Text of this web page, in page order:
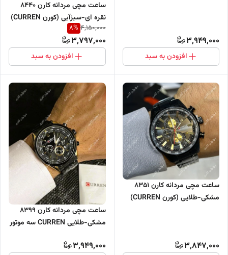
3,949,000
افزودن به سبد
ساعت مچی مردانه کارن 8440
نقره ای-سبزآبی (کورن CURREN)
سه موتور فعال
4,150,000
8%
3,797,000
افزودن به سبد
ساعت مچی مردانه کارن 8351
مشکی-طلایی (کورن CURREN)
3,847,000
ساعت مچی مردانه کارن 8399
مشکی-طلایی CURREN سه موتور
3,949,000